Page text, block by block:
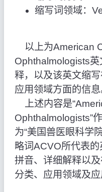
缩写词领域：
以上为American
Ophthalmologists英
释，以及该英文缩
应用领域方面的信息
上述内容是
Ophthalmologists”
为“美国兽医眼科学
略词ACVO所代表
拼音、详细解释以
分类、应用领域及应